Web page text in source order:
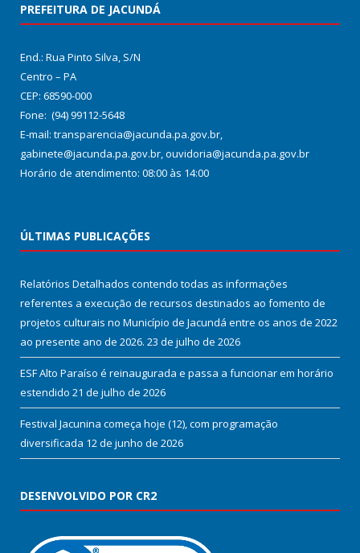
PREFEITURA DE JACUNDÁ
End.: Rua Pinto Silva, S/N
Centro – PA
CEP: 68590-000
Fone: (94) 99112-5648
E-mail: transparencia@jacunda.pa.gov.br,
gabinete@jacunda.pa.gov.br, ouvidoria@jacunda.pa.gov.br
Horário de atendimento: 08:00 às 14:00
ÚLTIMAS PUBLICAÇÕES
Relatórios Detalhados contendo todas as informações
referentes a execução de recursos destinados ao fomento de
projetos culturais no Município de Jacundá entre os anos de 2022
ao presente ano de 2026. 23 de julho de 2026
ESF Alto Paraíso é reinaugurada e passa a funcionar em horário
estendido 21 de julho de 2026
Festival Jacunina começa hoje (12), com programação
diversificada 12 de junho de 2026
DESENVOLVIDO POR CR2